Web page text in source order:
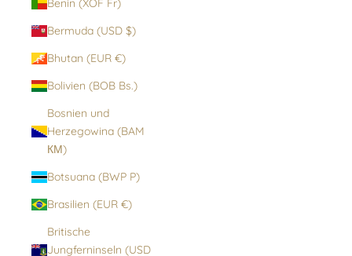
Benin (XOF Fr)
Bermuda (USD $)
Bhutan (EUR €)
Bolivien (BOB Bs.)
Bosnien und
Herzegowina (BAM
КМ)
Botsuana (BWP P)
Brasilien (EUR €)
Britische
Jungferninseln (USD